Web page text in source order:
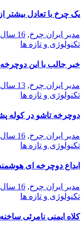
یک چرخ با تعادل بیشتر
مدیر ایران چرخ, 16 سال قبل
تکنولوژی و تازه ها
خبر جالب با این دوچرخه
مدیر ایران چرخ, 13 سال قبل
تکنولوژی و تازه ها
دوچرخه تاشو در کوله
مدیر ایران چرخ, 16 سال قبل
تکنولوژی و تازه ها
ابداع دوچرخه ای
مدیر ایران چرخ, 16 سال قبل
تکنولوژی و تازه ها
کلاه ایمنی نامرئی